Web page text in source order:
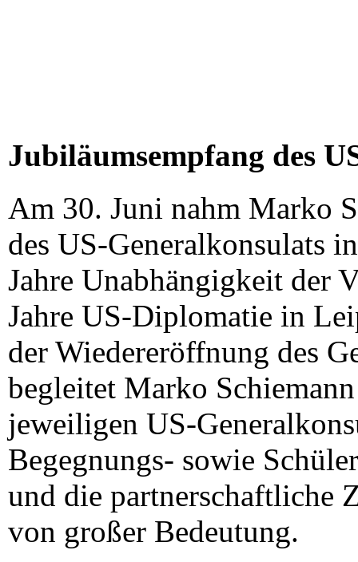
Jubiläumsempfang des
Am 30. Juni nahm Marko
des US-Generalkonsulats
Jahre Unabhängigkeit der
Jahre US-Diplomatie in
der Wiedereröffnung des
begleitet Marko
jeweiligen US-
Begegnungs- sowie
und die partnerschaftliche
von großer Bedeutung.